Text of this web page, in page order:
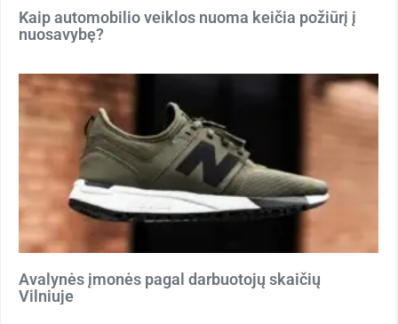
Kaip automobilio veiklos nuoma keičia požiūrį į
nuosavybę?
Avalynės įmonės pagal darbuotojų skaičių
Vilniuje